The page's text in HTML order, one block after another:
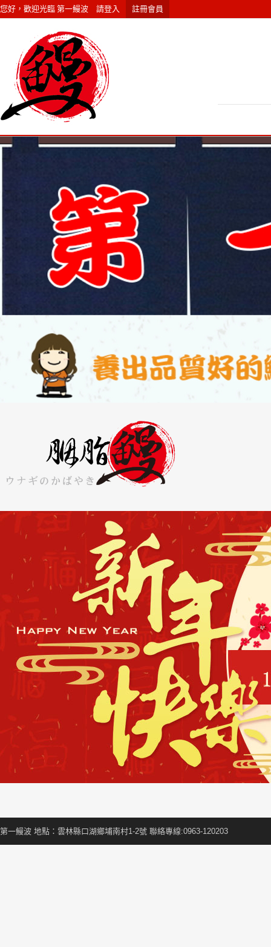
您好，歡迎光臨 第一鰻波 請登入 註冊會員
第一鰻波 地點：雲林縣口湖鄉埔南村1-2號 聯絡專線:0963-120203